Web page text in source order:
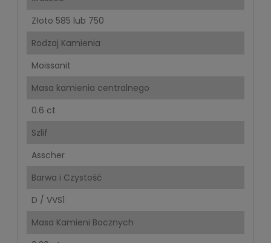
Złoto 585 lub 750
Rodzaj Kamienia
Moissanit
Masa kamienia centralnego
0.6 ct
Szlif
Asscher
Barwa i Czystość
D / VVS1
Masa Kamieni Bocznych